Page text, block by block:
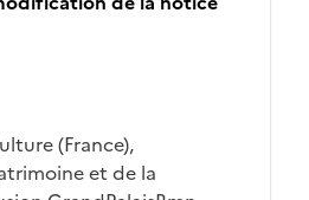
(France),
et de la